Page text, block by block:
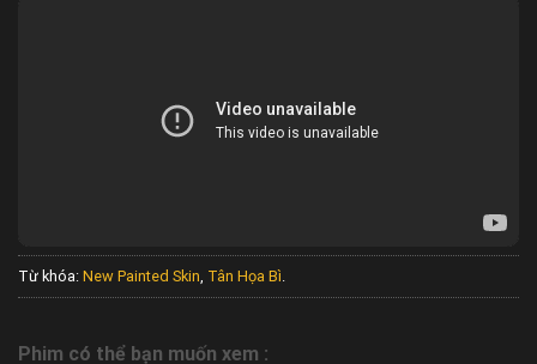
Từ khóa: New Painted Skin Tân Họa Bì
Phim có thể bạn muốn xem :